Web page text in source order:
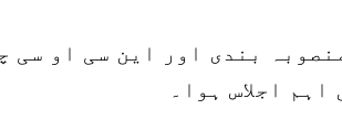
بندی اور این سی او سی